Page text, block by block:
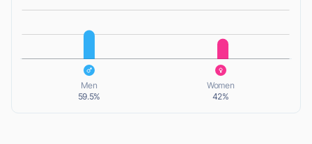
L
Men
59.5%
Women
42%